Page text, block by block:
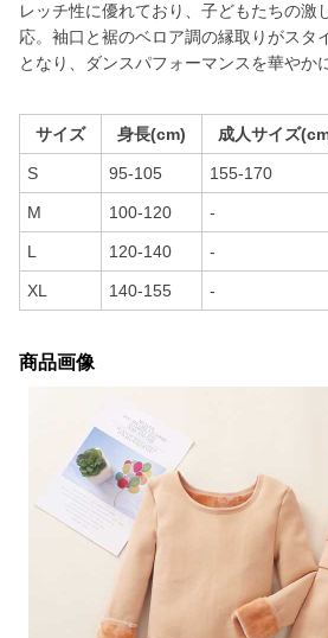
レッチ性に優れており、子どもたちの激
応。袖口と裾のベロア調の縁取りがスタ
となり、ダンスパフォーマンスを華やか
サイズ 身長(cm) 成人サイズ
S 95-105 155-170
M 100-120 -
L 120-140 -
XL 140-155 -
商品画像